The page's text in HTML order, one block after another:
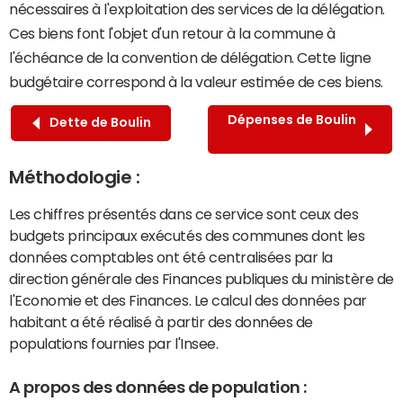
nécessaires à l'exploitation des services de la délégation.
Ces biens font l'objet d'un retour à la commune à
l'échéance de la convention de délégation. Cette ligne
budgétaire correspond à la valeur estimée de ces biens.
Dette de Boulin Dépenses de Boulin
Méthodologie :
Les chiffres présentés dans ce service sont ceux des
budgets principaux exécutés des communes dont les
données comptables ont été centralisées par la
direction générale des Finances publiques du ministère de
l'Economie et des Finances. Le calcul des données par
habitant a été réalisé à partir des données de
populations fournies par l'Insee.
A propos des données de population :